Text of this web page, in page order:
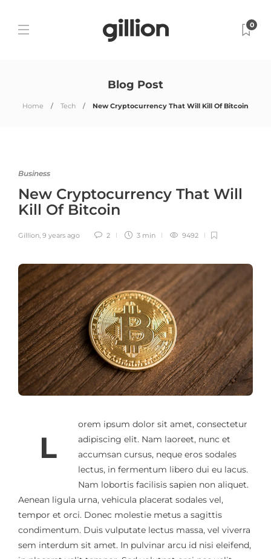
0
Blog Post
Home Tech New Cryptocurrency That Will Kill Of Bitcoin
Business
New Cryptocurrency That Will
Kill Of Bitcoin
Gillion, 9 years ago 2 3 min 9492
L
orem ipsum dolor sit amet, consectetur
adipiscing elit. Nam laoreet, nunc et
accumsan cursus, neque eros sodales
lectus, in fermentum libero dui eu lacus.
Nam lobortis facilisis sapien non aliquet.
Aenean ligula urna, vehicula placerat sodales vel,
tempor et orci. Donec molestie metus a sagittis
condimentum. Duis vulputate lectus massa, vel viverra
sem interdum sit amet. In pulvinar arcu id nisi eleifend,